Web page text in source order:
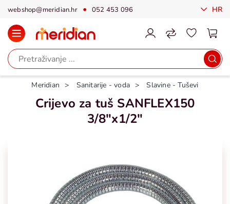
webshop@meridian.hr 052 453 096 HR
Meridian Sanitarije - voda Slavine - Tuševi
Crijevo za tuš SANFLEX150
3/8"x1/2"